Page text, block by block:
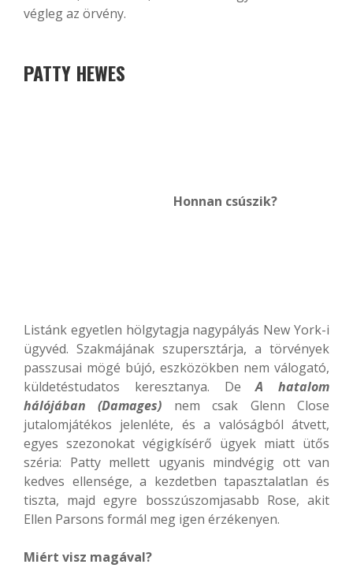
végleg az örvény.
PATTY HEWES
Honnan csúszik?
Listánk egyetlen hölgytagja nagypályás New York-i
ügyvéd. Szakmájának szupersztárja, a törvények
passzusai mögé bújó, eszközökben nem válogató,
küldetéstudatos keresztanya. DeA hatalom
hálójában (Damages) nem csak Glenn Close
jutalomjátékos jelenléte, és a valóságból átvett,
egyes szezonokat végigkísérő ügyek miatt ütős
széria: Patty mellett ugyanis mindvégig ott van
kedves ellensége, a kezdetben tapasztalatlan és
tiszta, majd egyre bosszúszomjasabb Rose, akit
Ellen Parsons formál meg igen érzékenyen.
Miért visz magával?